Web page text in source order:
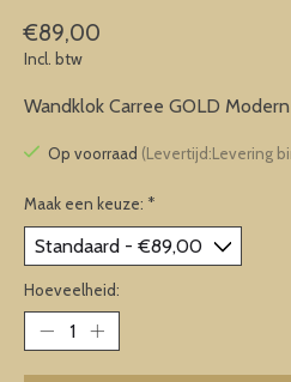
€89,00
Incl. btw
Wandklok Carree GOLD
Op voorraad (Levertijd:Levering
Maak een keuze: *
Hoeveelheid: